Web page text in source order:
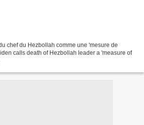
chef du Hezbollah comme une 'mesure de
calls death of Hezbollah leader a 'measure of